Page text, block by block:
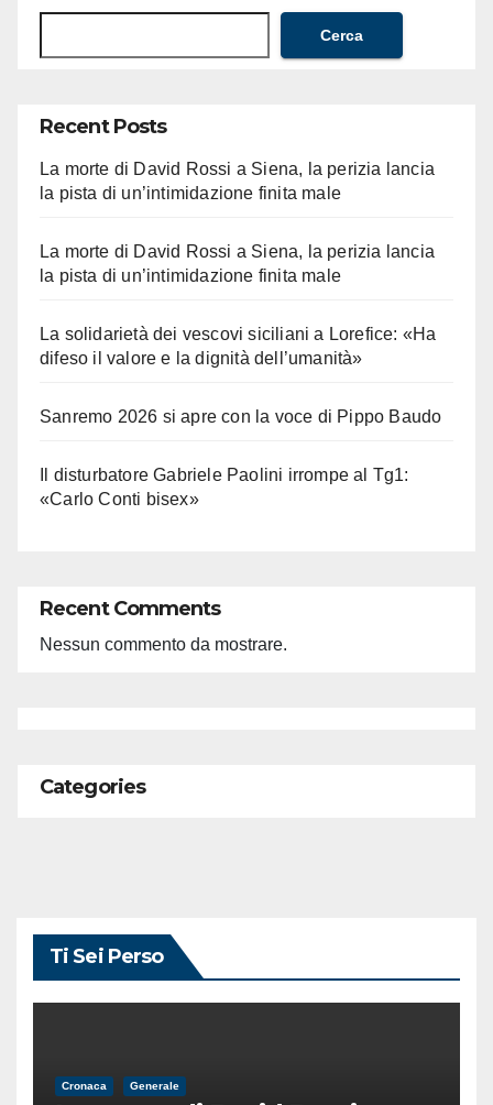
Cerca
Recent Posts
La morte di David Rossi a Siena, la perizia lancia
la pista di un’intimidazione finita male
La morte di David Rossi a Siena, la perizia lancia
la pista di un’intimidazione finita male
La solidarietà dei vescovi siciliani a Lorefice: «Ha
difeso il valore e la dignità dell’umanità»
Sanremo 2026 si apre con la voce di Pippo Baudo
Il disturbatore Gabriele Paolini irrompe al Tg1:
«Carlo Conti bisex»
Recent Comments
Nessun commento da mostrare.
Categories
Ti Sei Perso
Cronaca Generale